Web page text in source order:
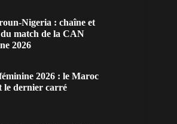
Nigeria : chaîne et
match de la CAN
2026
2026 : le Maroc
le dernier carré